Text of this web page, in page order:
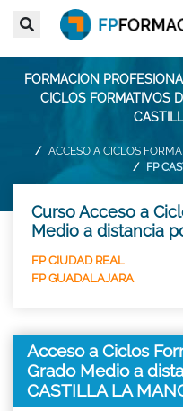
FORMACION
CICLOS FORMATIVOS
ACCESO A CICLOS
FP
Curso Acceso a
Medio a distancia
FP CIUDAD REAL
FP GUADALAJARA
Acceso a Ciclos
Grado Medio a
CASTILLA LA